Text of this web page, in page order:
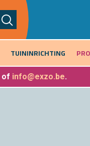
TUININRICHTING
of info@exzo.be.